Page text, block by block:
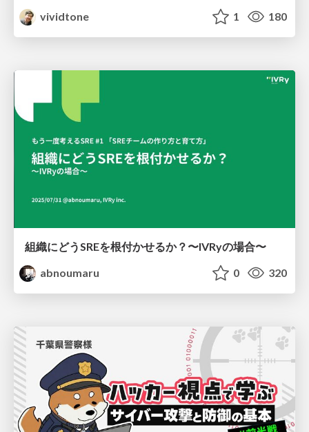
vividtone
1 180
組織にどうSREを根付かせるか？〜IVRyの場合〜
abnoumaru
0 320